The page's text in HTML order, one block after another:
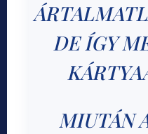
DE ÍGY
MIUTÁN